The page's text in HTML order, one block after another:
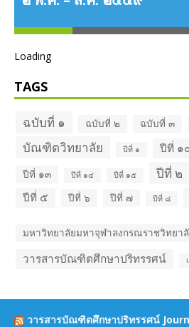
Loading
TAGS
ฉบับที่ ๑ ฉบับที่ ๒ ฉบับที่ ๓
บัณฑิตวิทยาลัย ปีที่ ๑ ปีที่ ๑
ปีที่ ๑๓
ปีที่ ๑๔ ปีที่ ๑๕ ปีที่ ๒
ปีที่ ๕ ปีที่ ๖ ปีที่ ๗ ปีที่ ๘
มหาวิทยาลัยมหาจุฬาลงกรณราชวิทยา
วารสารบัณฑิตศึกษาปริทรรศน์
วารสารบัณฑิตศึกษาปริทรรศน์